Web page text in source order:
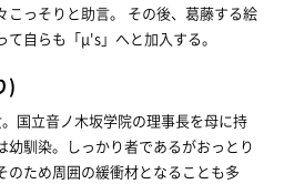
こっそりと助言。 その後、葛藤する絵
自らも「μ's」へと加入する。
)
国立音ノ木坂学院の理事長を母に持
幼馴染。しっかり者であるがおっとり
のため周囲の緩衝材となることも多